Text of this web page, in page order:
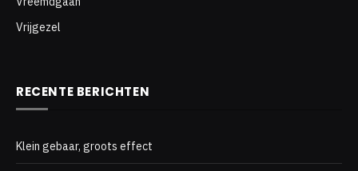
Vrijgezel
RECENTE BERICHTEN
Klein gebaar, groots effect